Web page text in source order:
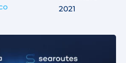
2021